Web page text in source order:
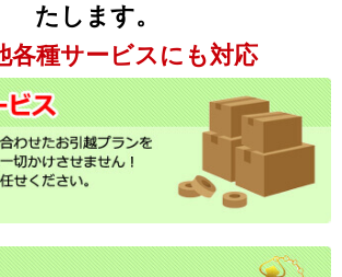
たします。
各種サービスにも対応